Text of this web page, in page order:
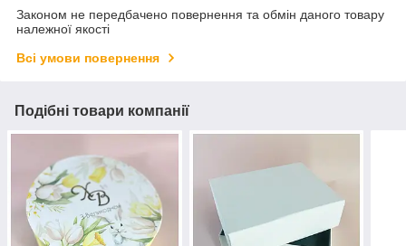
Законом не передбачено повернення та обмін даного товару
належної якості
Всі умови повернення
Подібні товари компанії